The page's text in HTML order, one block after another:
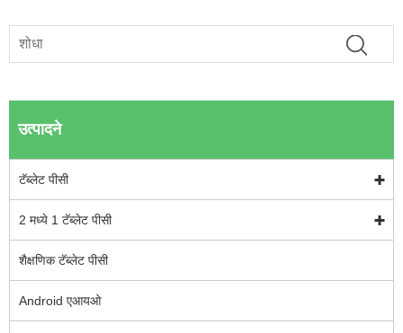
उत्पादने
टॅब्लेट पीसी
2 मध्ये 1 टॅब्लेट पीसी
शैक्षणिक टॅब्लेट पीसी
Android एआयओ